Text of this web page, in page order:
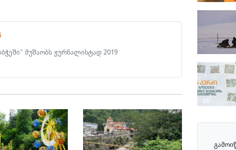
მუშაობს ჟურნალისტად 2019